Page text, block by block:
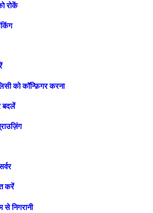
रोकें
को कॉन्फ़िगर करना
बदलें
करें
निगरानी